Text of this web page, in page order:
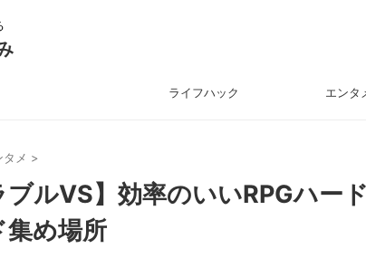
ライフハック エンタ
タメ >
ブルVS】効率のいいRPGハー
集め場所